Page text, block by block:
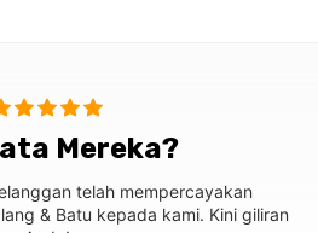
Mereka?
telah mempercayakan
& Batu kepada kami. Kini giliran